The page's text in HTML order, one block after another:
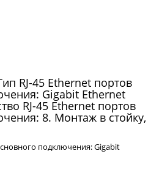
RJ-45 Ethernet портов
Gigabit Ethernet
RJ-45 Ethernet портов
8. Монтаж в стойку,
подключения: Gigabit